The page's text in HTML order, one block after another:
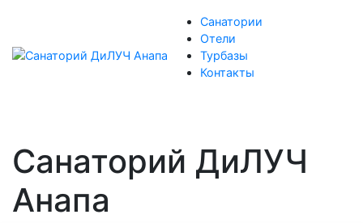
Санатории
Отели
Турбазы
Контакты
Санаторий ДиЛУЧ
Анапа